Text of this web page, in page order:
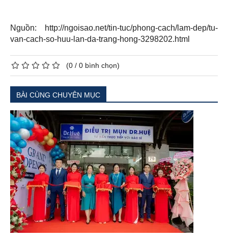
Nguồn: http://ngoisao.net/tin-tuc/phong-cach/lam-dep/tu-
van-cach-so-huu-lan-da-trang-hong-3298202.html
(0 / 0 bình chọn)
BÀI CÙNG CHUYÊN MỤC